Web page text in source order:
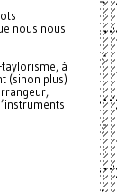
nous nous
taylorisme, à
(sinon plus)